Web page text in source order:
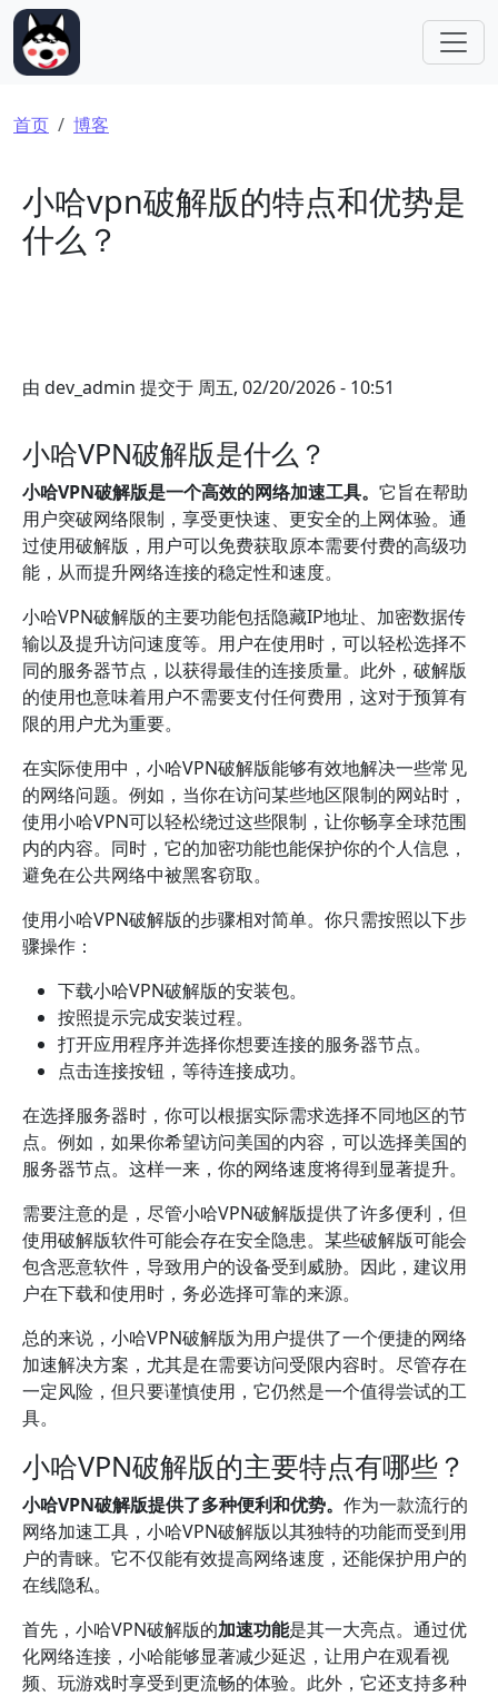
跳转到主要内容
面包屑
首页 博客
小哈vpn破解版的特点和优势是
什么？
由 dev_admin 提交于 周五, 02/20/2026 - 10:51
小哈VPN破解版是什么？
小哈VPN破解版是一个高效的网络加速工具。 它旨在帮助
用户突破网络限制，享受更快速、更安全的上网体验。通
过使用破解版，用户可以免费获取原本需要付费的高级功
能，从而提升网络连接的稳定性和速度。
小哈VPN破解版的主要功能包括隐藏IP地址、加密数据传
输以及提升访问速度等。用户在使用时，可以轻松选择不
同的服务器节点，以获得最佳的连接质量。此外，破解版
的使用也意味着用户不需要支付任何费用，这对于预算有
限的用户尤为重要。
在实际使用中，小哈VPN破解版能够有效地解决一些常见
的网络问题。例如，当你在访问某些地区限制的网站时，
使用小哈VPN可以轻松绕过这些限制，让你畅享全球范围
内的内容。同时，它的加密功能也能保护你的个人信息，
避免在公共网络中被黑客窃取。
使用小哈VPN破解版的步骤相对简单。你只需按照以下步
骤操作：
下载小哈VPN破解版的安装包。
按照提示完成安装过程。
打开应用程序并选择你想要连接的服务器节点。
点击连接按钮，等待连接成功。
在选择服务器时，你可以根据实际需求选择不同地区的节
点。例如，如果你希望访问美国的内容，可以选择美国的
服务器节点。这样一来，你的网络速度将得到显著提升。
需要注意的是，尽管小哈VPN破解版提供了许多便利，但
使用破解版软件可能会存在安全隐患。某些破解版可能会
包含恶意软件，导致用户的设备受到威胁。因此，建议用
户在下载和使用时，务必选择可靠的来源。
总的来说，小哈VPN破解版为用户提供了一个便捷的网络
加速解决方案，尤其是在需要访问受限内容时。尽管存在
一定风险，但只要谨慎使用，它仍然是一个值得尝试的工
具。
小哈VPN破解版的主要特点有哪些？
小哈VPN破解版提供了多种便利和优势。 作为一款流行的
网络加速工具，小哈VPN破解版以其独特的功能而受到用
户的青睐。它不仅能有效提高网络速度，还能保护用户的
在线隐私。
首先，小哈VPN破解版的加速功能是其一大亮点。通过优
化网络连接，小哈能够显著减少延迟，让用户在观看视
频、玩游戏时享受到更流畅的体验。此外，它还支持多种